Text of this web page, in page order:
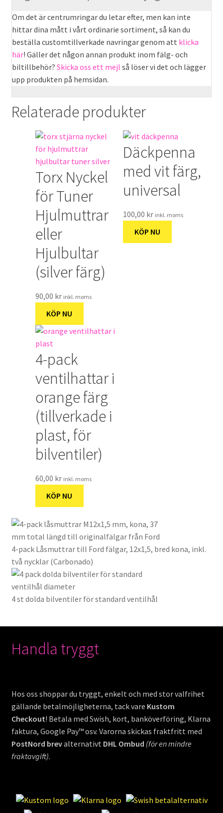
Om det är centrumringar du letar efter, men kan inte
hittar dina mått i vårt ordinarie sortiment, så kan du
beställa customtillverkade navringar genom att klicka
här! Gäller det någon annan produkt inom fälg- och
biltillbehör? Skicka oss ett mejl så löser vi det och lägger
upp produkten på hemsidan.
Relaterade produkter
Torx Nyckel
för Tuner
Hjulmuttrar
eller
Hjulbultar
(silver färg)
90,00 kr inkl. moms
KÖP NU
Däckpenna
med vit färg,
universal
100,00 kr inkl. moms
KÖP NU
4-pack
ventilhattar i
orange färg
(tillverkade i
plast, för
bilventiler)
60,00 kr inkl. moms
KÖP NU
4-pack Låsmuttrar till Ford fälgar, 12x1,5, bred kona, inkl.
två nycklar (Carbonado)
4 st dolda bilventiler för standard ventilhål
Handla tryggt
Hos oss shoppar du tryggt, enkelt och med stor valfrihet
gällande betalmöjligheterna, tack vare Kustom
Checkout! Betala med Swish, kort, banköverföring, Klarna
faktura, Google Pay™ osv. Varorna skickas fraktfritt med
PostNord brevalternativt DHL Ombud (för en mindre
fraktavgift).